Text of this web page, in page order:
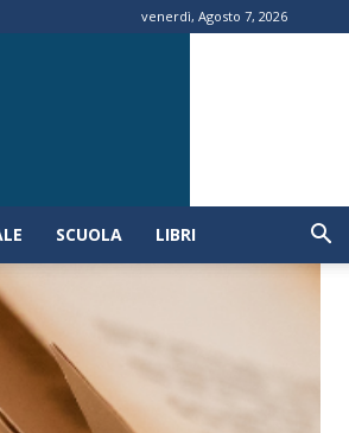
venerdì, Agosto 7, 2026
SCUOLA LIBRI